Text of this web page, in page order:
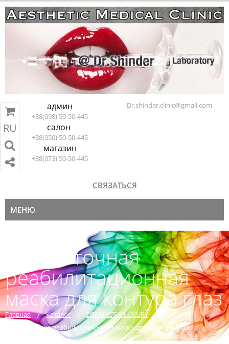
админ
+38(098) 50-50-445
салон
+38(050) 50-50-445
магазин
+38(073) 50-50-445
Dr.shinder.clinic@gmail.com
СВЯЗАТЬСЯ
МЕНЮ
ПЕРЕЙТИ В КОРЗИНУ
RU EN
Биоклеточная
реабилитационная
маска для контура глаз
Главная Каталог
DERMASTIR LUXURY
Биоклеточная реабилитационная маска для контура глаз